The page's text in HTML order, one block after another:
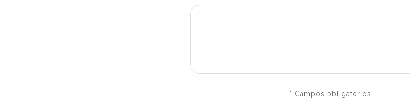
* Campos obligatorios